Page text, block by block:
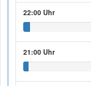
22:00 Uhr
21:00 Uhr